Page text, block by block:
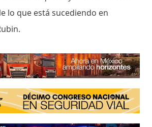
lo que está sucediendo en